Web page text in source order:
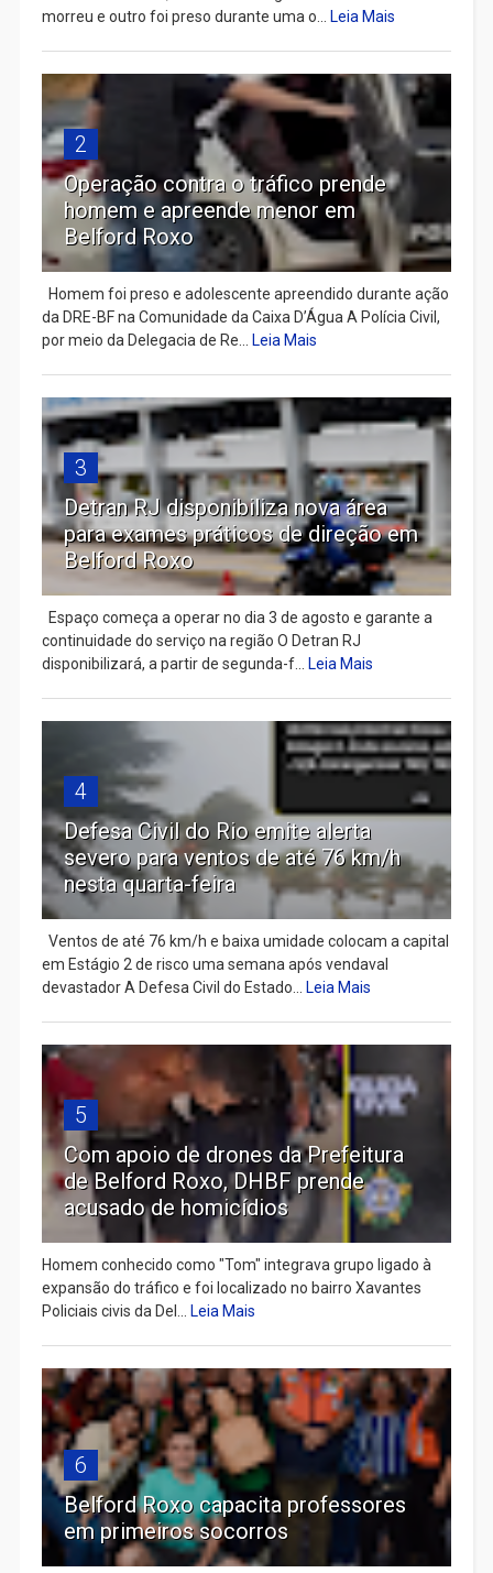
morreu e outro foi preso durante uma o...
Leia Mais
2
Operação contra o tráfico prende
homem e apreende menor em
Belford Roxo
Homem foi preso e adolescente apreendido durante ação
da DRE-BF na Comunidade da Caixa D’Água A Polícia Civil,
por meio da Delegacia de Re...
Leia Mais
3
Detran RJ disponibiliza nova área
para exames práticos de direção em
Belford Roxo
Espaço começa a operar no dia 3 de agosto e garante a
continuidade do serviço na região O Detran RJ
disponibilizará, a partir de segunda-f...
Leia Mais
4
Defesa Civil do Rio emite alerta
severo para ventos de até 76 km/h
nesta quarta-feira
Ventos de até 76 km/h e baixa umidade colocam a capital
em Estágio 2 de risco uma semana após vendaval
devastador A Defesa Civil do Estado...
Leia Mais
5
Com apoio de drones da Prefeitura
de Belford Roxo, DHBF prende
acusado de homicídios
Homem conhecido como "Tom" integrava grupo ligado à
expansão do tráfico e foi localizado no bairro Xavantes
Policiais civis da Del...
Leia Mais
6
Belford Roxo capacita professores
em primeiros socorros